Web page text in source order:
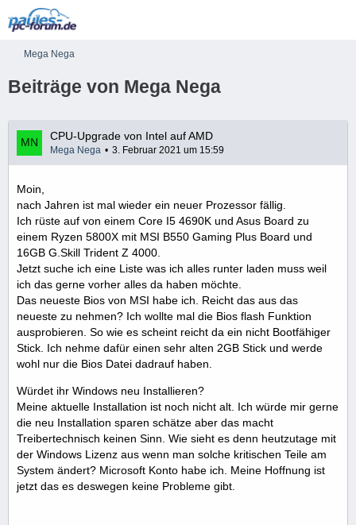
Mega Nega
Beiträge von Mega Nega
CPU-Upgrade von Intel auf AMD
Mega Nega 3. Februar 2021 um 15:59
Moin,
nach Jahren ist mal wieder ein neuer Prozessor fällig.
Ich rüste auf von einem Core I5 4690K und Asus Board zu
einem Ryzen 5800X mit MSI B550 Gaming Plus Board und
16GB G.Skill Trident Z 4000.
Jetzt suche ich eine Liste was ich alles runter laden muss weil
ich das gerne vorher alles da haben möchte.
Das neueste Bios von MSI habe ich. Reicht das aus das
neueste zu nehmen? Ich wollte mal die Bios flash Funktion
ausprobieren. So wie es scheint reicht da ein nicht Bootfähiger
Stick. Ich nehme dafür einen sehr alten 2GB Stick und werde
wohl nur die Bios Datei dadrauf haben.
Würdet ihr Windows neu Installieren?
Meine aktuelle Installation ist noch nicht alt. Ich würde mir gerne
die neu Installation sparen schätze aber das macht
Treibertechnisch keinen Sinn. Wie sieht es denn heutzutage mit
der Windows Lizenz aus wenn man solche kritischen Teile am
System ändert? Microsoft Konto habe ich. Meine Hoffnung ist
jetzt das es deswegen keine Probleme gibt.